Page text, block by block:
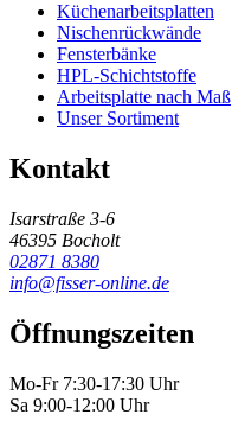
Küchenarbeitsplatten
Nischenrückwände
Fensterbänke
HPL-Schichtstoffe
Arbeitsplatte nach Maß
Unser Sortiment
Kontakt
Isarstraße 3-6
46395 Bocholt
02871 8380
info@fisser-online.de
Öffnungszeiten
Mo-Fr 7:30-17:30 Uhr
Sa 9:00-12:00 Uhr